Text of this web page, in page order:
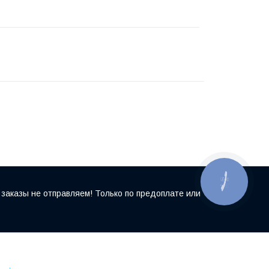
не отправляем! Только по предоплате или
КНОПКА
ЗВ'ЯЗКУ